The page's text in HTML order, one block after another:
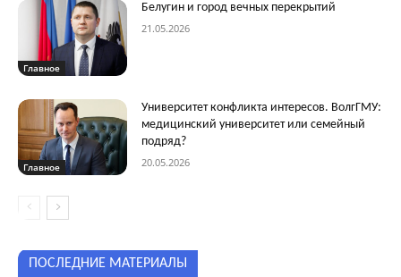
Главное
Белугин и город вечных перекрытий
21.05.2026
Главное
Университет конфликта интересов. ВолгГМУ:
медицинский университет или семейный
подряд?
20.05.2026
ПОСЛЕДНИЕ МАТЕРИАЛЫ